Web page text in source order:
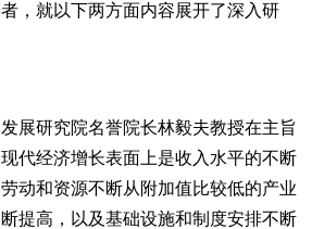
，就以下两方面内容展开了深入研
研究院名誉院长林毅夫教授在主旨
代经济增长表面上是收入水平的不断
动和资源不断从附加值比较低的产业
提高，以及基础设施和制度安排不断